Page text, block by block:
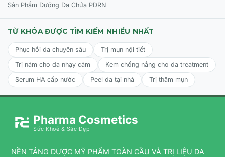
Sản Phẩm Dưỡng Da Chứa PDRN
TỪ KHÓA ĐƯỢC TÌM KIẾM NHIỀU NHẤT
Phục hồi da chuyên sâu
Trị mụn nội tiết
Trị nám cho da nhạy cảm
Kem chống nắng cho da treatment
Serum HA cấp nước
Peel da tại nhà Trị thâm mụn
Pharma Cosmetics
Sức Khoẻ & Sắc Đẹp
NỀN TẢNG DƯỢC MỸ PHẨM TOÀN CẦU VÀ TRỊ LIỆU DA